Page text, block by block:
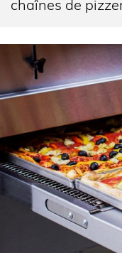
Configuration à
chaînes de